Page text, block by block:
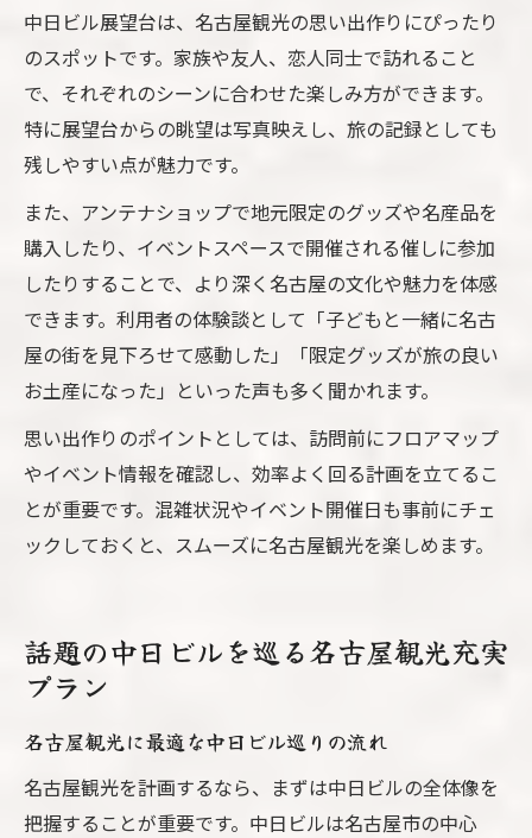
中日ビル展望台は、名古屋観光の思い出作りにぴったり
のスポットです。家族や友人、恋人同士で訪れること
で、それぞれのシーンに合わせた楽しみ方ができます。
特に展望台からの眺望は写真映えし、旅の記録としても
残しやすい点が魅力です。
また、アンテナショップで地元限定のグッズや名産品を
購入したり、イベントスペースで開催される催しに参加
したりすることで、より深く名古屋の文化や魅力を体感
できます。利用者の体験談として「子どもと一緒に名古
屋の街を見下ろせて感動した」「限定グッズが旅の良い
お土産になった」といった声も多く聞かれます。
思い出作りのポイントとしては、訪問前にフロアマップ
やイベント情報を確認し、効率よく回る計画を立てるこ
とが重要です。混雑状況やイベント開催日も事前にチェ
ックしておくと、スムーズに名古屋観光を楽しめます。
話題の中日ビルを巡る名古屋観光充実
プラン
名古屋観光に最適な中日ビル巡りの流れ
名古屋観光を計画するなら、まずは中日ビルの全体像を
把握することが重要です。中日ビルは名古屋市の中心